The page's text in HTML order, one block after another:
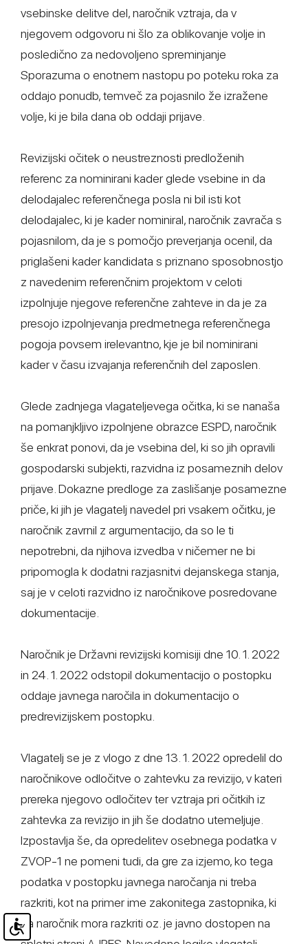
vsebinske delitve del, naročnik vztraja, da v
njegovem odgovoru ni šlo za oblikovanje volje in
posledično za nedovoljeno spreminjanje
Sporazuma o enotnem nastopu po poteku roka za
oddajo ponudb, temveč za pojasnilo že izražene
volje, ki je bila dana ob oddaji prijave.
Revizijski očitek o neustreznosti predloženih
referenc za nominirani kader glede vsebine in da
delodajalec referenčnega posla ni bil isti kot
delodajalec, ki je kader nominiral, naročnik zavrača s
pojasnilom, da je s pomočjo preverjanja ocenil, da
priglašeni kader kandidata s priznano sposobnostjo
z navedenim referenčnim projektom v celoti
izpolnjuje njegove referenčne zahteve in da je za
presojo izpolnjevanja predmetnega referenčnega
pogoja povsem irelevantno, kje je bil nominirani
kader v času izvajanja referenčnih del zaposlen.
Glede zadnjega vlagateljevega očitka, ki se nanaša
na pomanjkljivo izpolnjene obrazce ESPD, naročnik
še enkrat ponovi, da je vsebina del, ki so jih opravili
gospodarski subjekti, razvidna iz posameznih delov
prijave. Dokazne predloge za zaslišanje posamezne
priče, ki jih je vlagatelj navedel pri vsakem očitku, je
naročnik zavrnil z argumentacijo, da so le ti
nepotrebni, da njihova izvedba v ničemer ne bi
pripomogla k dodatni razjasnitvi dejanskega stanja,
saj je v celoti razvidno iz naročnikove posredovane
dokumentacije.
Naročnik je Državni revizijski komisiji dne 10. 1. 2022
in 24. 1. 2022 odstopil dokumentacijo o postopku
oddaje javnega naročila in dokumentacijo o
predrevizijskem postopku.
Vlagatelj se je z vlogo z dne 13. 1. 2022 opredelil do
naročnikove odločitve o zahtevku za revizijo, v kateri
prereka njegovo odločitev ter vztraja pri očitkih iz
zahtevka za revizijo in jih še dodatno utemeljuje.
Izpostavlja še, da opredelitev osebnega podatka v
ZVOP-1 ne pomeni tudi, da gre za izjemo, ko tega
podatka v postopku javnega naročanja ni treba
razkriti, kot na primer ime zakonitega zastopnika, ki
ga naročnik mora razkriti oz. je javno dostopen na